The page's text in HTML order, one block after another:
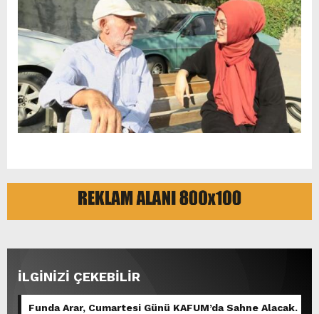
İLGİNİZİ ÇEKEBİLİR
Funda Arar, Cumartesi Günü KAFUM’da Sahne Alacak.